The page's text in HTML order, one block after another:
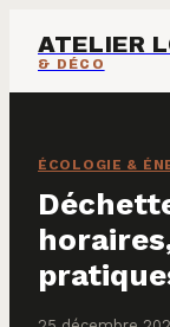
ATELIER
& DÉCO
IMMOBILIER
MAISON & DÉCO
ÉCOLOGIE &